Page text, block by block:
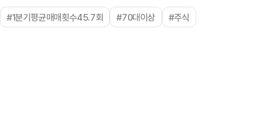
#1분기평균매매횟수45.7회 #70대이상 #주식